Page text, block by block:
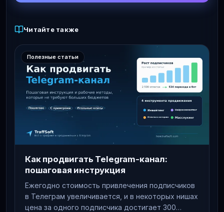
Читайте также
Полезные статьи
Как продвигать Telegram-канал:
пошаговая инструкция
Ежегодно стоимость привлечения подписчиков
в Телеграм увеличивается, и в некоторых нишах
цена за одного подписчика достигает 300